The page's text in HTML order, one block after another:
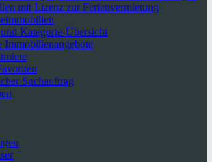
mit Lizenz zur Ferienvermietung
Kategorie-Übersicht
Immobilienangebote
Suchauftrag